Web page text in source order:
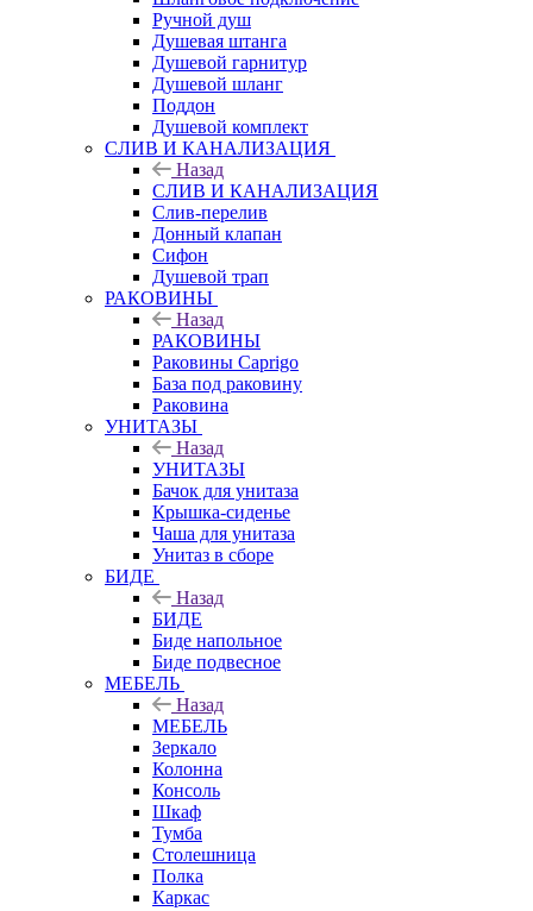
Ручной душ
Душевая штанга
Душевой гарнитур
Душевой шланг
Поддон
Душевой комплект
СЛИВ И КАНАЛИЗАЦИЯ
Назад
СЛИВ И КАНАЛИЗАЦИЯ
Слив-перелив
Донный клапан
Сифон
Душевой трап
РАКОВИНЫ
Назад
РАКОВИНЫ
Раковины Caprigo
База под раковину
Раковина
УНИТАЗЫ
Назад
УНИТАЗЫ
Бачок для унитаза
Крышка-сиденье
Чаша для унитаза
Унитаз в сборе
БИДЕ
Назад
БИДЕ
Биде напольное
Биде подвесное
МЕБЕЛЬ
Назад
МЕБЕЛЬ
Зеркало
Колонна
Консоль
Шкаф
Тумба
Столешница
Полка
Каркас